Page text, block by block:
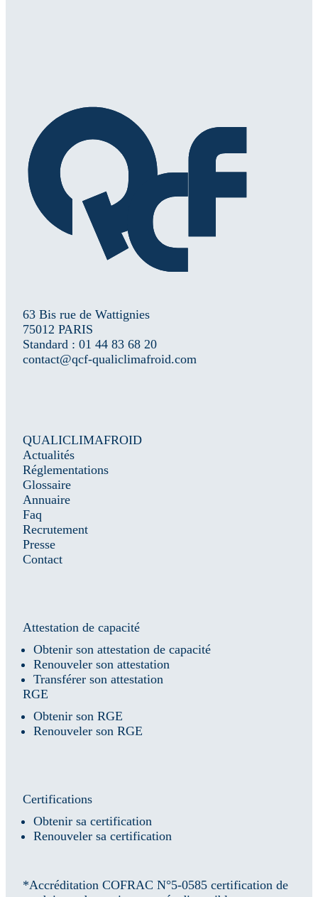
63 Bis rue de Wattignies
75012 PARIS
Standard : 01 44 83 68 20
contact@qcf-qualiclimafroid.com
QUALICLIMAFROID
Actualités
Réglementations
Glossaire
Annuaire
Faq
Recrutement
Presse
Contact
Attestation de capacité
Obtenir son attestation de capacité
Renouveler son attestation
Transférer son attestation
RGE
Obtenir son RGE
Renouveler son RGE
Certifications
Obtenir sa certification
Renouveler sa certification
*Accréditation COFRAC N°5-0585 certification de